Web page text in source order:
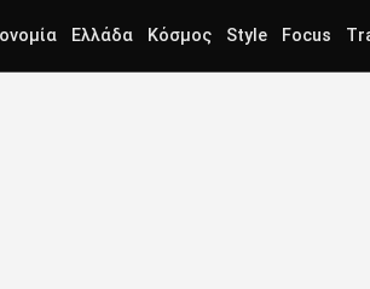
Ελλάδα Κόσμος Style Focus